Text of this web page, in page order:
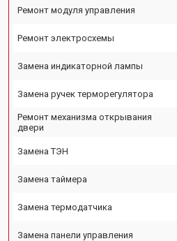
Ремонт модуля управления
Ремонт электросхемы
Замена индикаторной лампы
Замена ручек терморегулятора
Ремонт механизма открывания
двери
Замена ТЭН
Замена таймера
Замена термодатчика
Замена панели управления